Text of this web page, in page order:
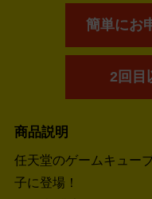
簡単にお
2回目
商品説明
任天堂のゲームキュー
子に登場！